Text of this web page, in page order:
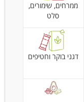
ממרחים, שימורים,
סלט
דגני בוקר וחטיפים